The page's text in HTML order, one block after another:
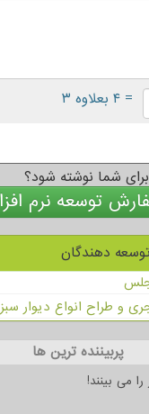
= ۴ بعلاوه ۳
شما نوشته شود؟
توسعه نرم
دهندگان
و طراح انواع دیوار سبز
پربیننده ترین ها
می بینند!